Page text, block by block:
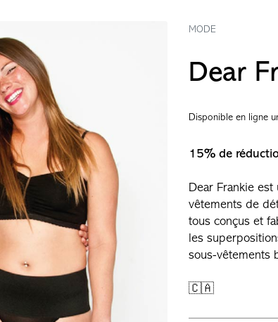
MODE
Dear
Disponible en ligne
15% de
Dear Frankie
vêtements de
tous conçus et
les
sous-vêtements
🇨🇦